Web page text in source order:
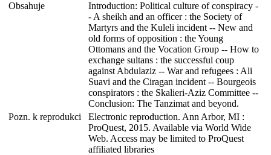
Obsahuje
Introduction: Political culture of conspiracy -
- A sheikh and an officer : the Society of
Martyrs and the Kuleli incident -- New and
old forms of opposition : the Young
Ottomans and the Vocation Group -- How to
exchange sultans : the successful coup
against Abdulaziz -- War and refugees : Ali
Suavi and the Ciragan incident -- Bourgeois
conspirators : the Skalieri-Aziz Committee --
Conclusion: The Tanzimat and beyond.
Pozn. k reprodukci
Electronic reproduction. Ann Arbor, MI :
ProQuest, 2015. Available via World Wide
Web. Access may be limited to ProQuest
affiliated libraries